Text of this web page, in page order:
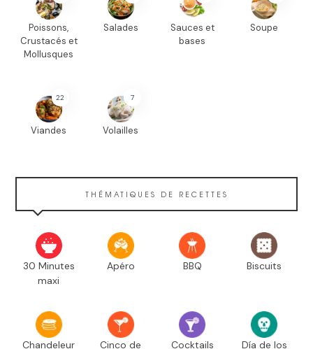
Poissons,
Crustacés et
Mollusques
Salades
Sauces et
bases
Soupe
22
Viandes
7
Volailles
THÉMATIQUES DE RECETTES
30 Minutes
maxi
Apéro BBQ Biscuits
Chandeleur
Cinco de
Cocktails
Día de los